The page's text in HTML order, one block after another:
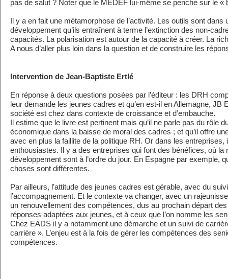
pas de salut ? Noter que le MEDEF lui-même se penche sur le «
Il y a en fait une métamorphose de l’activité. Les outils sont dans
développement qu’ils entraînent à terme l’extinction des non-
capacités. La polarisation est autour de la capacité à créer. La
A nous d’aller plus loin dans la question et de construire les
Intervention de Jean-Baptiste Ertlé
En réponse à deux questions posées par l’éditeur : les DRH
leur demande les jeunes cadres et qu’en est-il en Allemagne,
société est chez dans contexte de croissance et d’embauche.
Il estime que le livre est pertinent mais qu’il ne parle pas du rôle
économique dans la baisse de moral des cadres ; et qu’il offre
avec en plus la faillite de la politique RH. Or dans les entreprises,
enthousiastes. Il y a des entreprises qui font des bénéfices, où la
développement sont à l’ordre du jour. En Espagne par exemple,
choses sont différentes.
Par ailleurs, l’attitude des jeunes cadres est gérable, avec du
l’accompagnement. Et le contexte va changer, avec un
un renouvellement des compétences, dus au prochain départ
réponses adaptées aux jeunes, et à ceux que l’on nomme les
Chez EADS il y a notamment une démarche et un suivi de
carrière ». L’enjeu est à la fois de gérer les compétences des
compétences.